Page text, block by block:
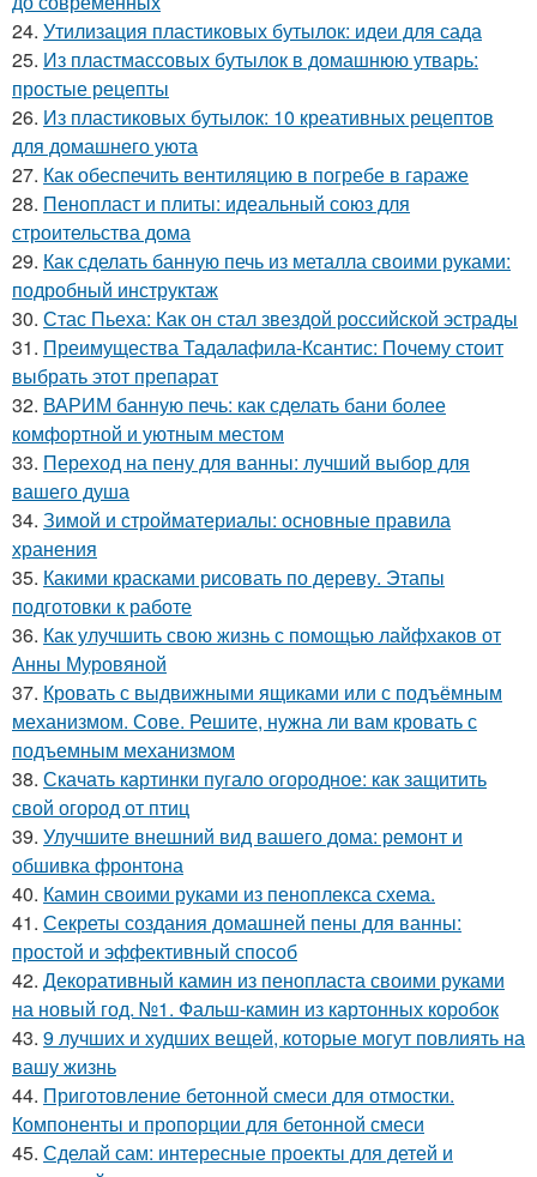
24. Утилизация пластиковых бутылок: идеи для сада
25. Из пластмассовых бутылок в домашнюю утварь:
простые рецепты
26. Из пластиковых бутылок: 10 креативных рецептов
для домашнего уюта
27. Как обеспечить вентиляцию в погребе в гараже
28. Пенопласт и плиты: идеальный союз для
строительства дома
29. Как сделать банную печь из металла своими руками:
подробный инструктаж
30. Стас Пьеха: Как он стал звездой российской эстрады
31. Преимущества Тадалафила-Ксантис: Почему стоит
выбрать этот препарат
32. ВАРИМ банную печь: как сделать бани более
комфортной и уютным местом
33. Переход на пену для ванны: лучший выбор для
вашего душа
34. Зимой и стройматериалы: основные правила
хранения
35. Какими красками рисовать по дереву. Этапы
подготовки к работе
36. Как улучшить свою жизнь с помощью лайфхаков от
Анны Муровяной
37. Кровать с выдвижными ящиками или с подъёмным
механизмом. Сове. Решите, нужна ли вам кровать с
подъемным механизмом
38. Скачать картинки пугало огородное: как защитить
свой огород от птиц
39. Улучшите внешний вид вашего дома: ремонт и
обшивка фронтона
40. Камин своими руками из пеноплекса схема.
41. Секреты создания домашней пены для ванны:
простой и эффективный способ
42. Декоративный камин из пенопласта своими руками
на новый год. №1. Фальш-камин из картонных коробок
43. 9 лучших и худших вещей, которые могут повлиять на
вашу жизнь
44. Приготовление бетонной смеси для отмостки.
Компоненты и пропорции для бетонной смеси
45. Сделай сам: интересные проекты для детей и